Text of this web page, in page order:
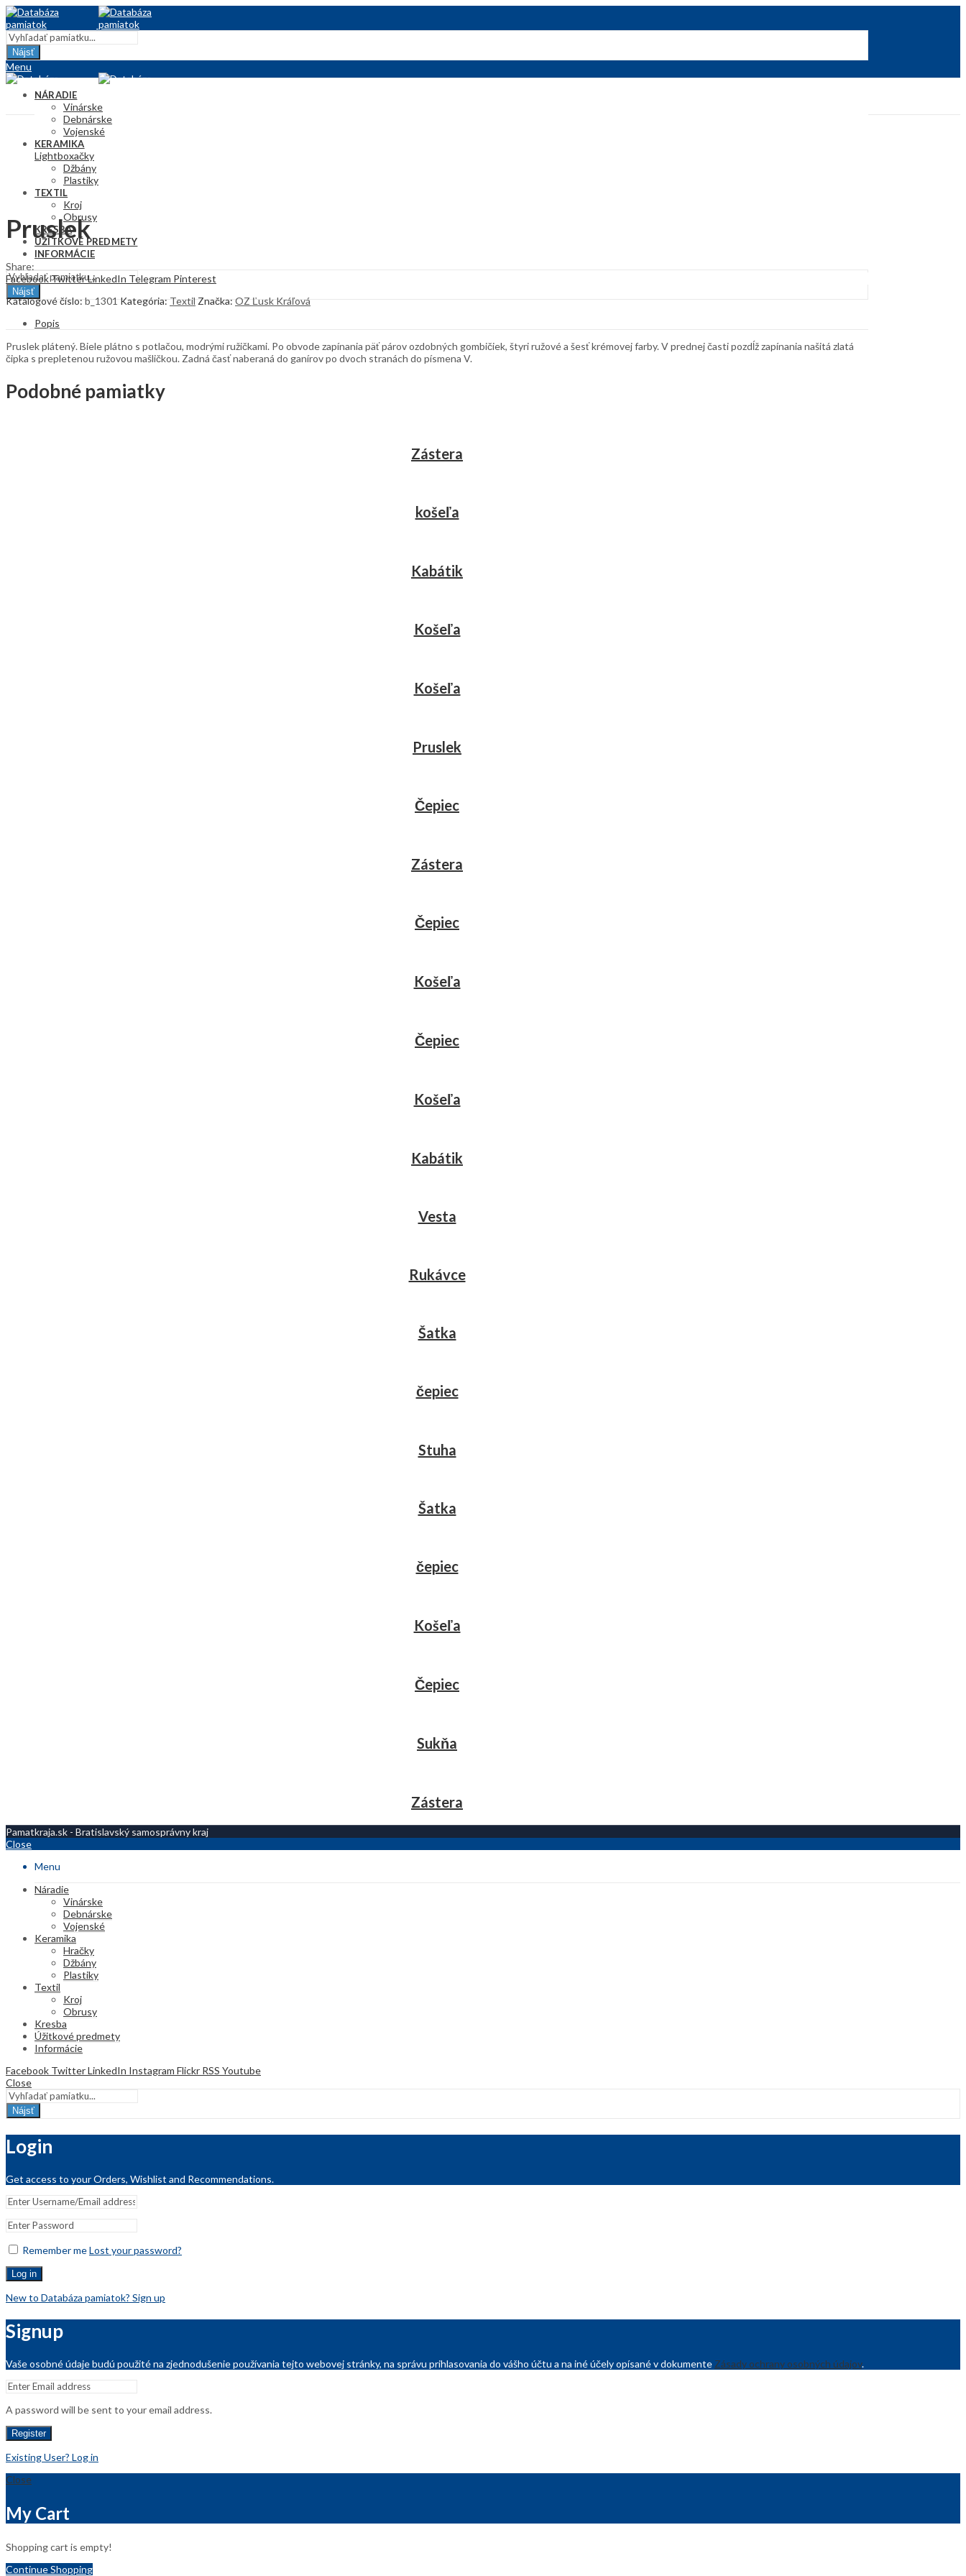
Nájsť
Menu
NÁRADIE
Vinárske
Debnárske
Vojenské
KERAMIKA
Hračky
Džbány
Plastiky
TEXTIL
Kroj
Obrusy
KRESBA
ÚŽITKOVÉ PREDMETY
INFORMÁCIE
Nájsť
Lightbox
Pruslek
Share:
FacebookTwitterLinkedIn Telegram Pinterest
Katalógové číslo: b_1301 Kategória: Textil Značka: OZ Ľusk Kráľová
Popis
Pruslek plátený. Biele plátno s potlačou, modrými ružičkami. Po obvode zapínania päť párov ozdobných gombičiek, štyri ružové a šesť krémovej farby. V prednej časti pozdĺž zapínania našitá zlatá
čipka s prepletenou ružovou mašličkou. Zadná časť naberaná do ganírov po dvoch stranách do písmena V.
Podobné pamiatky
Zástera
košeľa
Kabátik
Košeľa
Košeľa
Pruslek
Čepiec
Zástera
Čepiec
Košeľa
Čepiec
Košeľa
Kabátik
Vesta
Rukávce
Šatka
čepiec
Stuha
Šatka
čepiec
Košeľa
Čepiec
Sukňa
Zástera
Pamatkraja.sk - Bratislavský samosprávny kraj
Close
Menu
Náradie
Vinárske
Debnárske
Vojenské
Keramika
Hračky
Džbány
Plastiky
Textil
Kroj
Obrusy
Kresba
Úžitkové predmety
Informácie
Facebook TwitterLinkedIn Instagram Flickr RSS Youtube
Close
Nájsť
Login
Get access to your Orders, Wishlist and Recommendations.
Remember meLost your password?
Log in
New to Databáza pamiatok? Sign up
Signup
Vaše osobné údaje budú použité na zjednodušenie používania tejto webovej stránky, na správu prihlasovania do vášho účtu a na iné účely opísané v dokumente Zásady ochrany osobných údajov.
A password will be sent to your email address.
Register
Existing User? Log in
Close
My Cart
Shopping cart is empty!
Continue Shopping